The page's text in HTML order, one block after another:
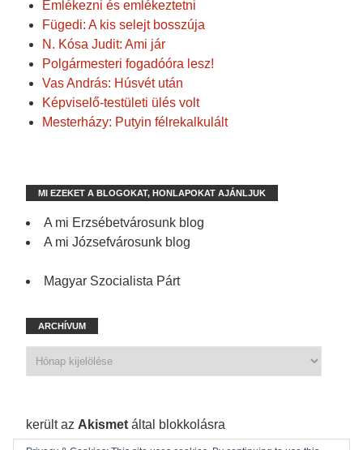
Emlékezni és emlékeztetni
Fügedi: A kis selejt bosszúja
N. Kósa Judit: Ami jár
Polgármesteri fogadóóra lesz!
Vas András: Húsvét után
Képviselő-testületi ülés volt
Mesterházy: Putyin félrekalkulált
MI EZEKET A BLOGOKAT, HONLAPOKAT AJÁNLJUK
A mi Erzsébetvárosunk blog
A mi Józsefvárosunk blog
Magyar Szocialista Párt
ARCHÍVUM
került az Akismet által blokkolásra